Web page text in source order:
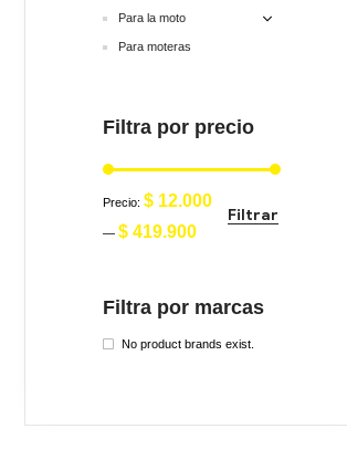
Para la moto
Para moteras
Filtra por precio
Filtrar
Precio:$ 12.000
—$ 419.900
Filtra por marcas
No product brands exist.